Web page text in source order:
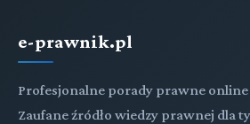
e-prawnik.pl
Profesjonalne porady prawne
Zaufane źródło wiedzy prawnej dla